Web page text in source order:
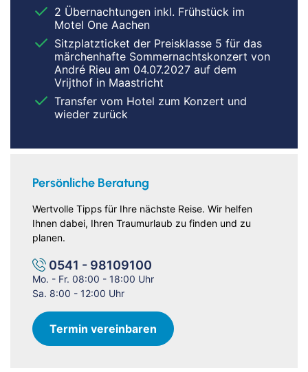
2 Übernachtungen inkl. Frühstück im
Motel One Aachen
Sitzplatzticket der Preisklasse 5 für das
märchenhafte Sommernachtskonzert von
André Rieu am 04.07.2027 auf dem
Vrijthof in Maastricht
Transfer vom Hotel zum Konzert und
wieder zurück
Persönliche Beratung
Wertvolle Tipps für Ihre nächste Reise. Wir helfen
Ihnen dabei, Ihren Traumurlaub zu finden und zu
planen.
0541 - 98109100
Mo. - Fr. 08:00 - 18:00 Uhr
Sa. 8:00 - 12:00 Uhr
Termin vereinbaren